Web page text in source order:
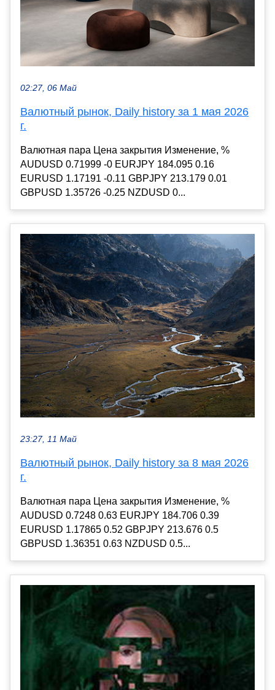
02:27, 06 Май
Валютный рынок, Daily history за 1 мая 2026
г.
Валютная пара Цена закрытия Изменение, %
AUDUSD 0.71999 -0 EURJPY 184.095 0.16
EURUSD 1.17191 -0.11 GBPJPY 213.179 0.01
GBPUSD 1.35726 -0.25 NZDUSD 0...
23:27, 11 Май
Валютный рынок, Daily history за 8 мая 2026
г.
Валютная пара Цена закрытия Изменение, %
AUDUSD 0.7248 0.63 EURJPY 184.706 0.39
EURUSD 1.17865 0.52 GBPJPY 213.676 0.5
GBPUSD 1.36351 0.63 NZDUSD 0.5...